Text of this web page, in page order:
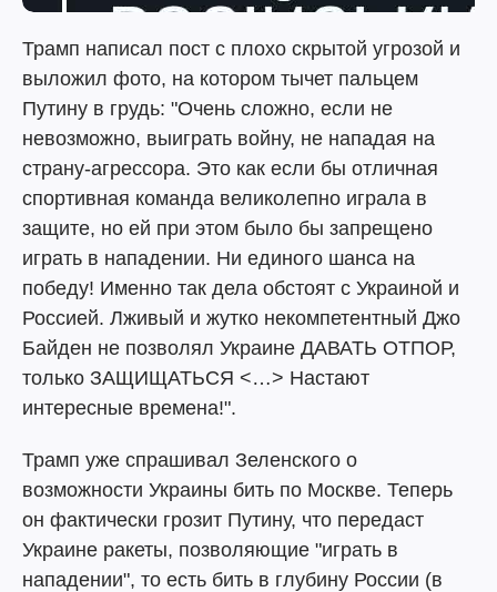
Трамп написал пост с плохо скрытой угрозой и
выложил фото, на котором тычет пальцем
Путину в грудь: "Очень сложно, если не
невозможно, выиграть войну, не нападая на
страну-агрессора. Это как если бы отличная
спортивная команда великолепно играла в
защите, но ей при этом было бы запрещено
играть в нападении. Ни единого шанса на
победу! Именно так дела обстоят с Украиной и
Россией. Лживый и жутко некомпетентный Джо
Байден не позволял Украине ДАВАТЬ ОТПОР,
только ЗАЩИЩАТЬСЯ <…> Настают
интересные времена!".
Трамп уже спрашивал Зеленского о
возможности Украины бить по Москве. Теперь
он фактически грозит Путину, что передаст
Украине ракеты, позволяющие "играть в
нападении", то есть бить в глубину России (в